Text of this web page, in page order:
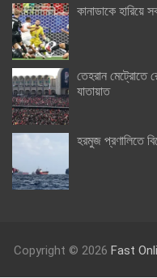
কানাডাকে হারিয়ে
তেহরান মেট্রোতে
যাতায়াত
হরমুজ প্রণালিতে
Copyright © 2026 Fast